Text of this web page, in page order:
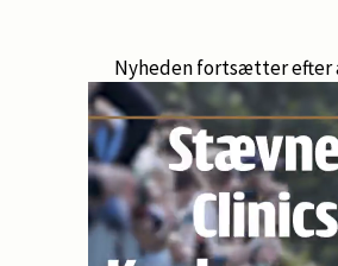
Nyheden fortsætter efter